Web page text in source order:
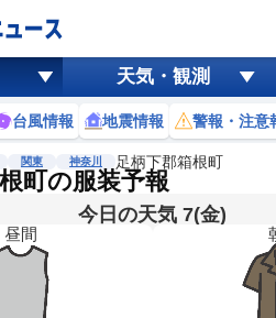
天気・観測
台風情報 地震情報 警報・注意
関東 神奈川 足柄下郡箱根町
町の服装予報
今日の天気 7(金)
昼間